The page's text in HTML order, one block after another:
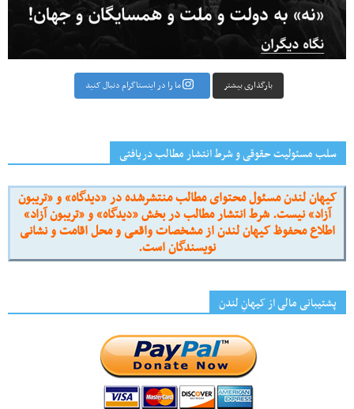
بارگذاری بیشتر ما را در اینستاگرام دنبال کنید
سلب مسئولیت حقوقی و شرط انتشار مطالب دریافتی
کیهان لندن مسئول محتوای مطالب منتشرشده در «دیدگاه» و «تریبون
آزاد» نیست. شرط انتشار مطالب در بخش «دیدگاه» و «تریبون آزاد»
اطلاع محفوظ کیهان لندن از مشخصات واقعی و محل اقامت و نشانی
نویسندگان است.
پشتیبانی مالی از کیهانِ لندن